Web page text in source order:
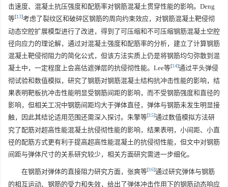
击速度、混凝土抗压强度和配筋率对钢筋混凝土贯穿性能的影响。Deng
等[13]考虑了裂纹区和破碎区钢筋的周向约束效应，对钢筋混凝土靶侵彻
动态空腔扩展模型进行了改进，得到了可压缩和不可压缩钢筋混凝土空腔
径向应力的理论解，通过对混凝土强度和配筋率的分析，建立了计算钢筋
混凝土靶侵彻阻力的简化公式，但该方法实质上仍是将钢筋均匀弥散到混
凝土中，一定程度上会高估遮弹层的抗侵彻性能。Lee等[14]通过平头弹侵
彻试验和数值模拟，研究了钢筋对钢筋混凝土结构抗冲击性能的影响，结
果表明靶板抗冲击性能明显受钢筋间距的影响，而不受钢筋强度和直径的
影响，但相关工况中钢筋间距均大于弹体直径，弹体与钢筋未发生明显接
触，因此其结论适用范围还需深入探讨。朱擎等[15]通过数值模拟方法研
究了配筋对超高性能混凝土抗侵彻性能的影响，结果表明，小间距、小直
径的配筋方式更有利于提高超高性能混凝土的抗侵彻性能，但文中对钢筋
间距与弹体尺寸的关系研究较少，相关方面研究需进一步细化。
在钢筋对弹体的直接阻力研究方面，张爽等[16]通过研究弹体与钢筋
的相互运动、钢筋的受力和失效，给出了弹体冲击作用下的钢筋动态响应